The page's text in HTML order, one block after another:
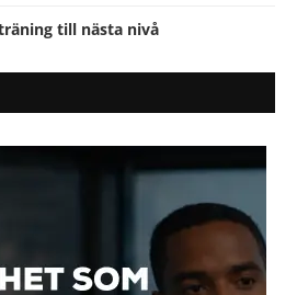
till nästa nivå